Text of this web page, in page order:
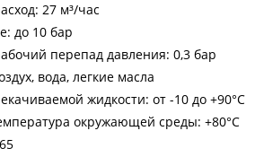
27 м³/час
до 10 бар
перепад давления: 0,3 бар
вода, легкие масла
жидкости: от -10 до +90°С
окружающей среды: +80°С